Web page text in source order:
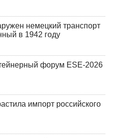
немецкий транспорт
в 1942 году
форум ESE-2026
импорт российского